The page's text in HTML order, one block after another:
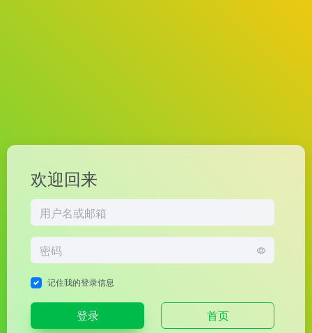
欢迎回来
记住我的登录信息
登录 首页